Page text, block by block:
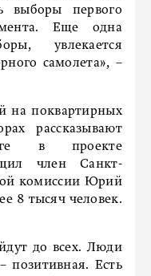
выборы первого
Еще одна
увлекается
самолета», –
на поквартирных
рассказывают
в проекте
член Санкт-
комиссии Юрий
8 тысяч человек.
до всех. Люди
позитивная. Есть